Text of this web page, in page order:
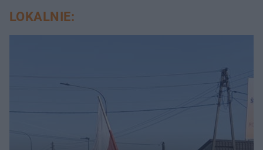
LOKALNIE: